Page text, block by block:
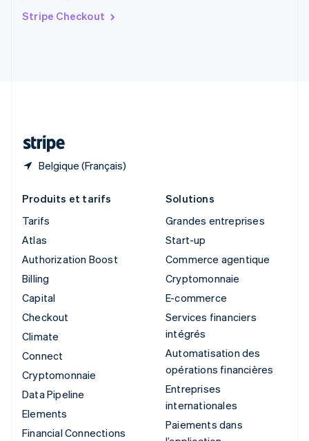
Stripe Checkout
Belgique (Français)
English
Produits et tarifs
Tarifs
Atlas
Authorization Boost
Billing
Capital
Checkout
Climate
Connect
Cryptomonnaie
Data Pipeline
Elements
Financial Connections
Solutions
Grandes entreprises
Start-up
Commerce agentique
Cryptomonnaie
E-commerce
Services financiers
intégrés
Automatisation des
opérations financières
Entreprises
internationales
Paiements dans